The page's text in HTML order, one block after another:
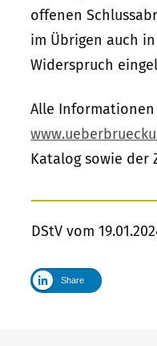
offenen
im Übrigen auch
Widerspruch
Alle
Katalog sowie der
DStV vom
Share